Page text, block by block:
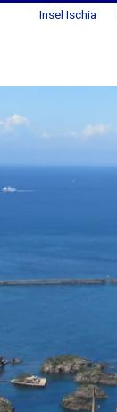
Insel Ischia